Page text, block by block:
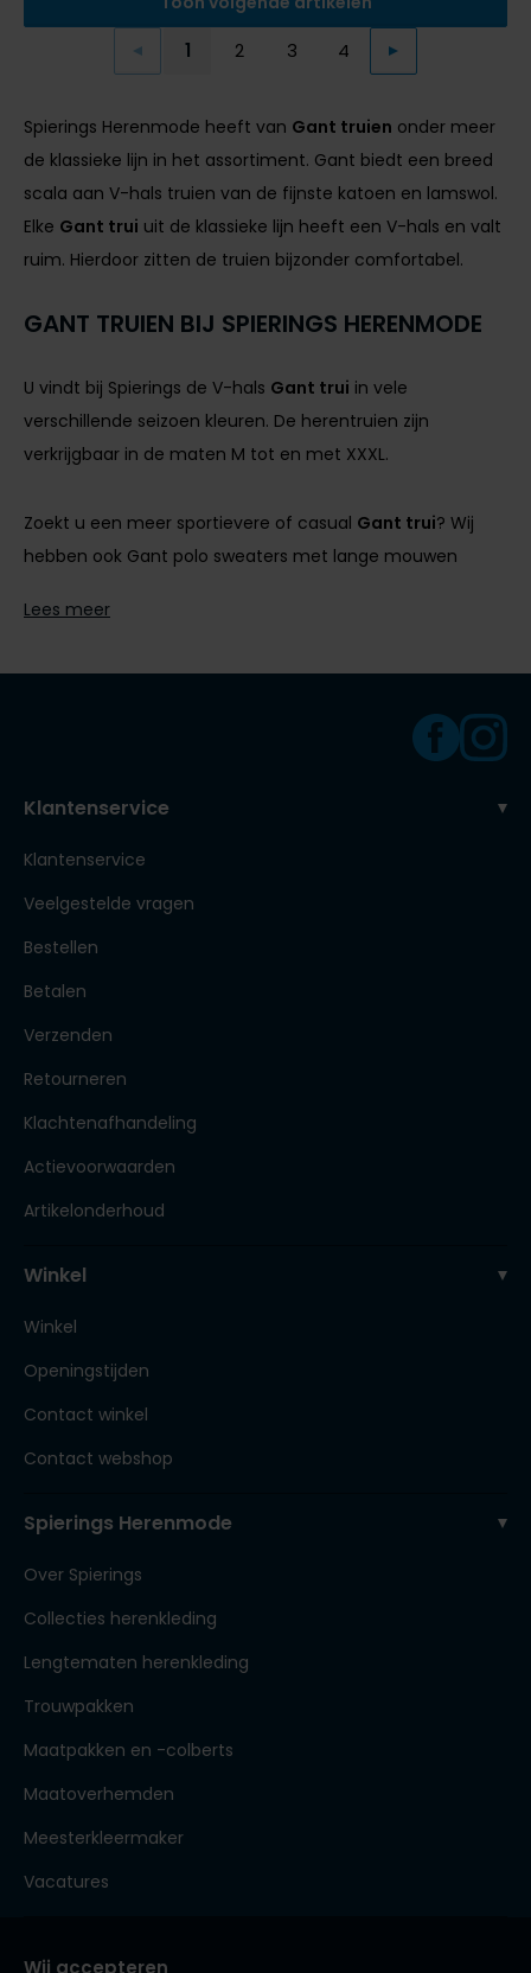
Vorige
1 2 3
Page
4 Volgende
Spierings Herenmode heeft van Gant truien onder meer
de klassieke lijn in het assortiment. Gant biedt een breed
scala aan V-hals truien van de fijnste katoen en lamswol.
Elke Gant trui uit de klassieke lijn heeft een V-hals en valt
ruim. Hierdoor zitten de truien bijzonder comfortabel.
GANT TRUIEN BIJ SPIERINGS HERENMODE
U vindt bij Spierings de V-hals Gant trui in vele
verschillende seizoen kleuren. De herentruien zijn
verkrijgbaar in de maten M tot en met XXXL.
Zoekt u een meer sportievere of casual Gant trui? Wij
hebben ook Gant polo sweaters met lange mouwen
U bent van harte welkom in onze winkel voor een
Lees meer
Klantenservice
Klantenservice
Veelgestelde vragen
Bestellen
Betalen
Verzenden
Retourneren
Klachtenafhandeling
Actievoorwaarden
Artikelonderhoud
Winkel
Winkel
Openingstijden
Contact winkel
Contact webshop
Spierings Herenmode
Over Spierings
Collecties herenkleding
Lengtematen herenkleding
Trouwpakken
Maatpakken en -colberts
Maatoverhemden
Meesterkleermaker
Vacatures
Wij accepteren